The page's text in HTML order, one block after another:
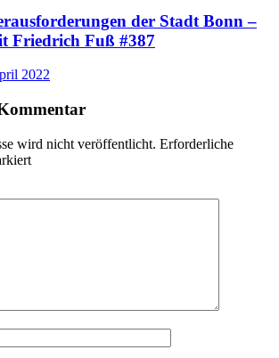
der Stadt Bonn –
Friedrich Fuß #387
2022
wird nicht veröffentlicht. Erforderliche